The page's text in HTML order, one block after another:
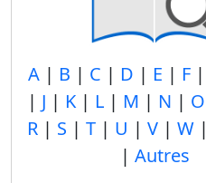
A | B | C | D | E | F |
| J | K| L| M | N | O
R | S | T | U | V | W |
| Autres